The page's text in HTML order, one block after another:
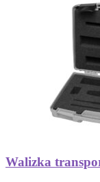
Walizka